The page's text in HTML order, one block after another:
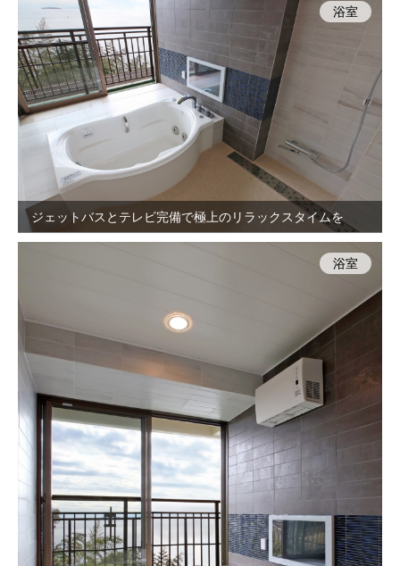
ジェットバスとテレビ完備で極上のリラックスタイムを
浴室
浴室